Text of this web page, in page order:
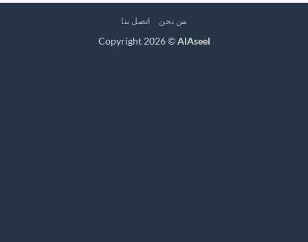
من نحن اتصل بنا
Copyright 2026 ©AlAseel